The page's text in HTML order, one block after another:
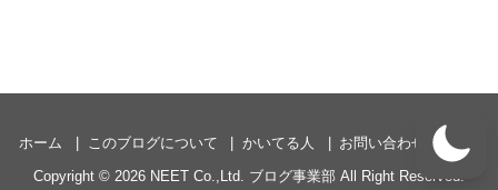
ホーム このブログについて かいてる人 お問い合わせ
P3P
Copyright © 2026 NEET Co.,Ltd. ブログ事業部 All Right Reserved.